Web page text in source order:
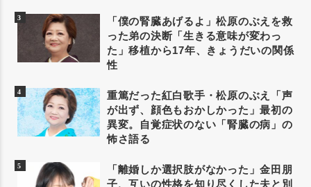
「僕の腎臓あげるよ」松原のぶえを救
った弟の決断「生きる意味が変わっ
た」移植から17年、きょうだいの関係
性
重篤だった紅白歌手・松原のぶえ「声
が出ず、顔色もおかしかった」最初の
異変。自覚症状のない「腎臓の病」の
怖さ語る
「離婚しか選択肢がなかった」金田朋
子、互いの性格を知り尽くした夫と別